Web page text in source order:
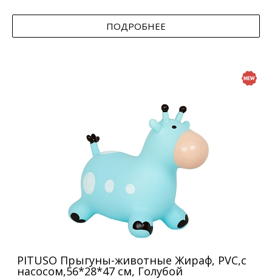
ПОДРОБНЕЕ
PITUSO Прыгуны-животные Жираф, PVC,с
насосом,56*28*47 см, Голубой